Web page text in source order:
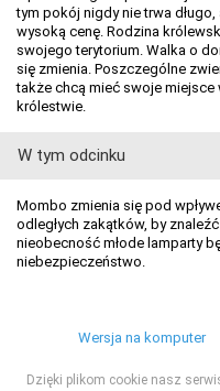
tym pokój nigdy nie trwa długo,
wysoką cenę. Rodzina
swojego terytorium. Walka o
się zmienia. Poszczególne
także chcą mieć swoje miejsce
królestwie.
W tym odcinku
Mombo zmienia się pod
odległych zakątków, by
nieobecność młode lamparty
niebezpieczeństwo.
Wersja na komputer
Dzięki plikom cookie nasz